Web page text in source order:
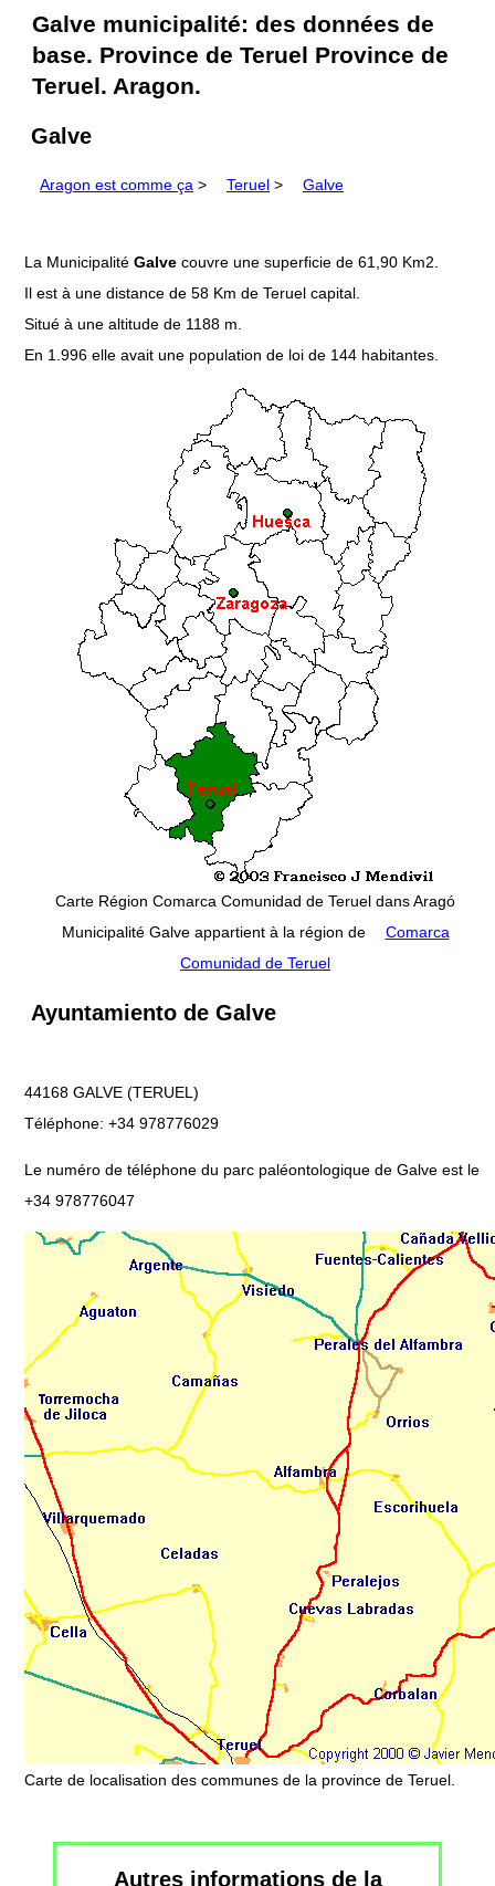
Galve municipalité: des données de
base. Province de Teruel Province de
Teruel. Aragon.
Galve
Aragon est comme ça > Teruel > Galve
La Municipalité Galve couvre une superficie de 61,90 Km2.
Il est à une distance de 58 Km de Teruel capital.
Situé à une altitude de 1188 m.
En 1.996 elle avait une population de loi de 144 habitantes.
Carte Région Comarca Comunidad de Teruel dans Aragó
Municipalité Galve appartient à la région de
Comarca
Comunidad de Teruel
Ayuntamiento de Galve
44168 GALVE (TERUEL)
Téléphone: +34 978776029
Le numéro de téléphone du parc paléontologique de Galve est le
+34 978776047
Carte de localisation des communes de la province de Teruel.
Autres informations de la